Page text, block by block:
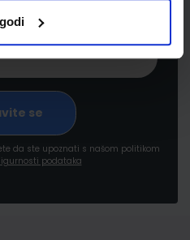
da ste upoznati s našom politikom
podataka